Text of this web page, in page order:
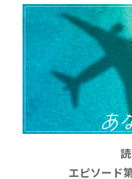
エピソード